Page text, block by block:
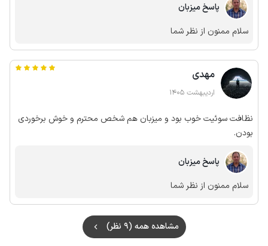
پاسخ میزبان
سلام ممنون از نظر شما
مهدی
اردیبهشت 1405
نظافت سوئیت خوب بود و میزبان هم شخص محترم و خوش برخوردی
بودن.
پاسخ میزبان
سلام ممنون از نظر شما
مشاهده همه (9 نظر)